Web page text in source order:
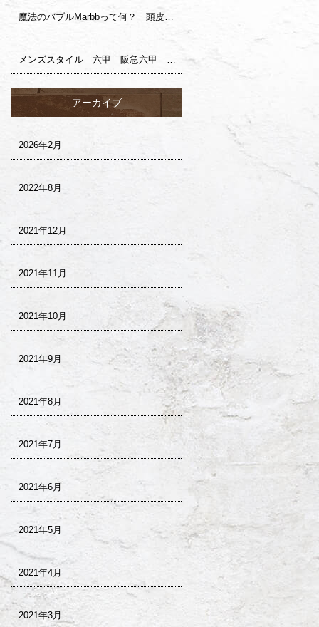
魔法のバブルMarbbって何？ 頭皮ケア 阪急六甲 六甲 美容室 ヘアサロン サロンドロイ
メンズスタイル 六甲 阪急六甲 美容室 サロンドロイ
アーカイブ
2026年2月
2022年8月
2021年12月
2021年11月
2021年10月
2021年9月
2021年8月
2021年7月
2021年6月
2021年5月
2021年4月
2021年3月